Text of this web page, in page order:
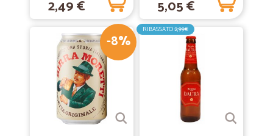
Lo consiglio2,49 € 5,05 €
-8%
RIBASSATO2,99€